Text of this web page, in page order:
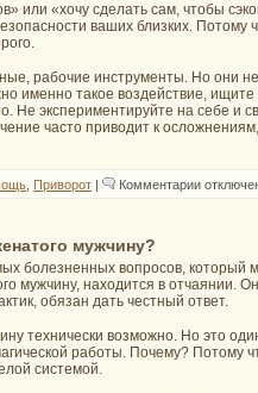
или «хочу сделать сам, чтобы
ваших близких. Потому
рабочие инструменты. Но они
именно такое воздействие, ищите
Не экспериментируйте на себе и
часто приводит к
Приворот Комментариик
кровь
мужчину?
болезненных вопросов, который
мужчину, находится в отчаянии.
обязан дать честный ответ.
технически возможно. Но это
работы. Почему? Потому
системой.